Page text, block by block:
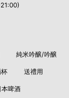
純米吟醸/吟醸
送禮用
本啤酒